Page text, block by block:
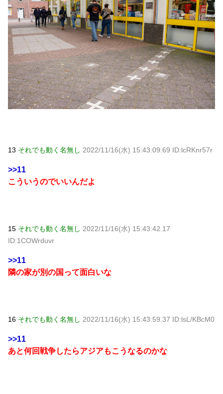
13 それでも動く名無し 2022/11/16(水) 15:43:09.69 ID:lcRKnr57r
>>11
こういうのでいいんだよ
15 それでも動く名無し 2022/11/16(水) 15:43:42.17
ID:1COWrduvr
>>11
隣の家が別の国って面白いな
16 それでも動く名無し 2022/11/16(水) 15:43:59.37 ID:lsL/KBcM0
>>11
あと何回戦争したらアジアもこうなるのかな